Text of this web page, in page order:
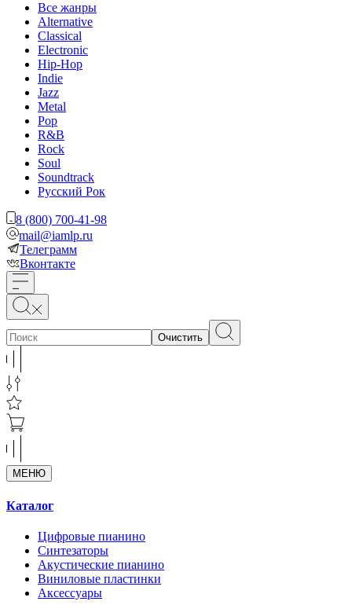
Все жанры
Alternative
Classical
Electronic
Hip-Hop
Indie
Jazz
Metal
Pop
R&B
Rock
Soul
Soundtrack
Русский Рок
8 (800) 700-41-98
mail@iamlp.ru
Телеграмм
Вконтакте
Очистить
МЕНЮ
Каталог
Цифровые пианино
Синтезаторы
Акустические пианино
Виниловые пластинки
Аксессуары